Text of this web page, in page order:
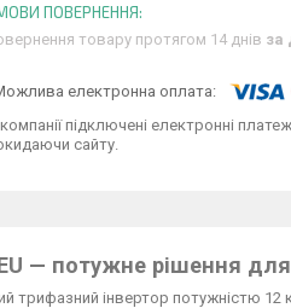
товару протягом 14 днів за
підключені електронні
сайту.
EU — потужне рішення
трифазний інвертор потужністю